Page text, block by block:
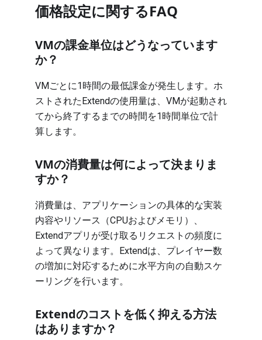
価格設定に関するFAQ
VMの課金単位はどうなっています
か？
VMごとに1時間の最低課金が発生します。ホ
ストされたExtendの使用量は、VMが起動され
てから終了するまでの時間を1時間単位で計
算します。
VMの消費量は何によって決まりま
すか？
消費量は、アプリケーションの具体的な実装
内容やリソース（CPUおよびメモリ）、
Extendアプリが受け取るリクエストの頻度に
よって異なります。Extendは、プレイヤー数
の増加に対応するために水平方向の自動スケ
ーリングを行います。
Extendのコストを低く抑える方法
はありますか？